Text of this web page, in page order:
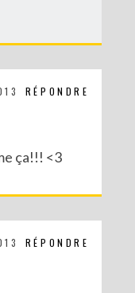
RÉPONDRE
ça!!! <3
RÉPONDRE